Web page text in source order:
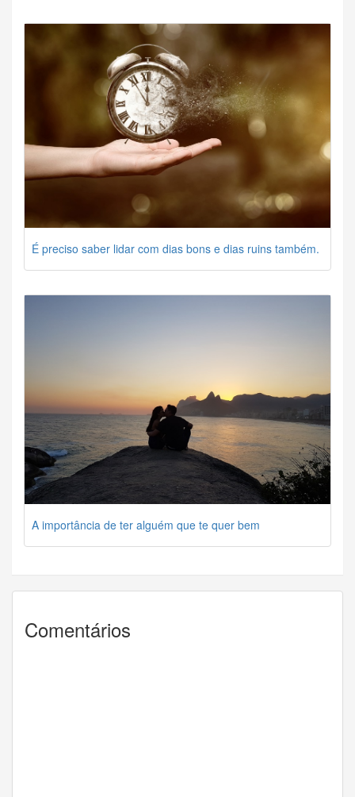
É preciso saber lidar com dias bons e dias ruins também.
A importância de ter alguém que te quer bem
Comentários